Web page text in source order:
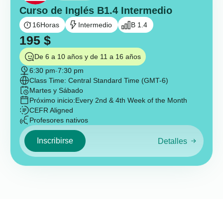
Curso de Inglés B1.4 Intermedio
16Horas Intermedio B 1.4
195 $
De 6 a 10 años y de 11 a 16 años
6:30 pm-7:30 pm
Class Time: Central Standard Time (GMT-6)
Martes y Sábado
Próximo inicio:Every 2nd & 4th Week of the Month
CEFR Aligned
Profesores nativos
Inscribirse Detalles